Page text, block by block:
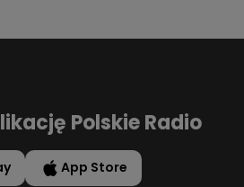
Polskie Radio
App Store